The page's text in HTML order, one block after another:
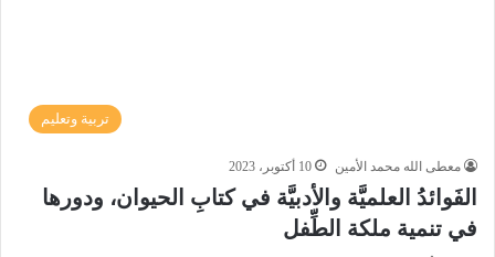
تربية وتعليم
معطى الله محمد الأمين 10 أكتوبر، 2023
الفَوائدُ العلميَّة والأدبيَّة في كتابِ الحيوان، ودورها
في تنمية ملكة الطِّفل